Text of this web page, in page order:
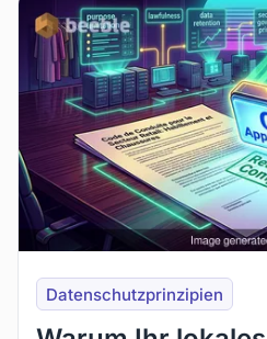
Datenschutzprinzipien